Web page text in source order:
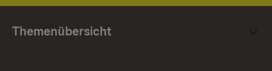
Themenübersicht